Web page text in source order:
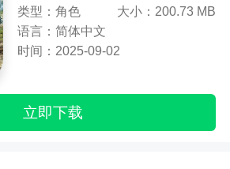
类型：角色
大小：200.73 MB
语言：简体中文
时间：2025-09-02
立即下载